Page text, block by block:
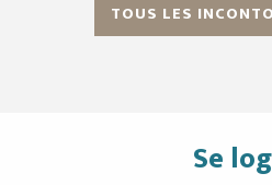
TOUS LES
Se